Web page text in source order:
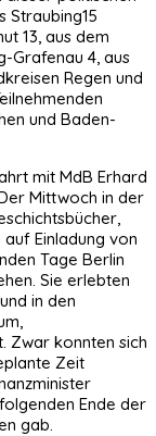
Straubing15
13, aus dem
Grafenau 4, aus
Regen und
und Baden-
mit MdB Erhard
Mittwoch in der
Einladung von
Tage Berlin
Sie erlebten
in den
Zwar konnten sich
Zeit
Ende der
gab.